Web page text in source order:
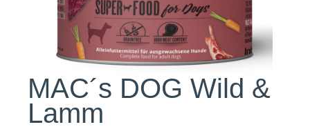
MAC´s DOG Wild &
Lamm